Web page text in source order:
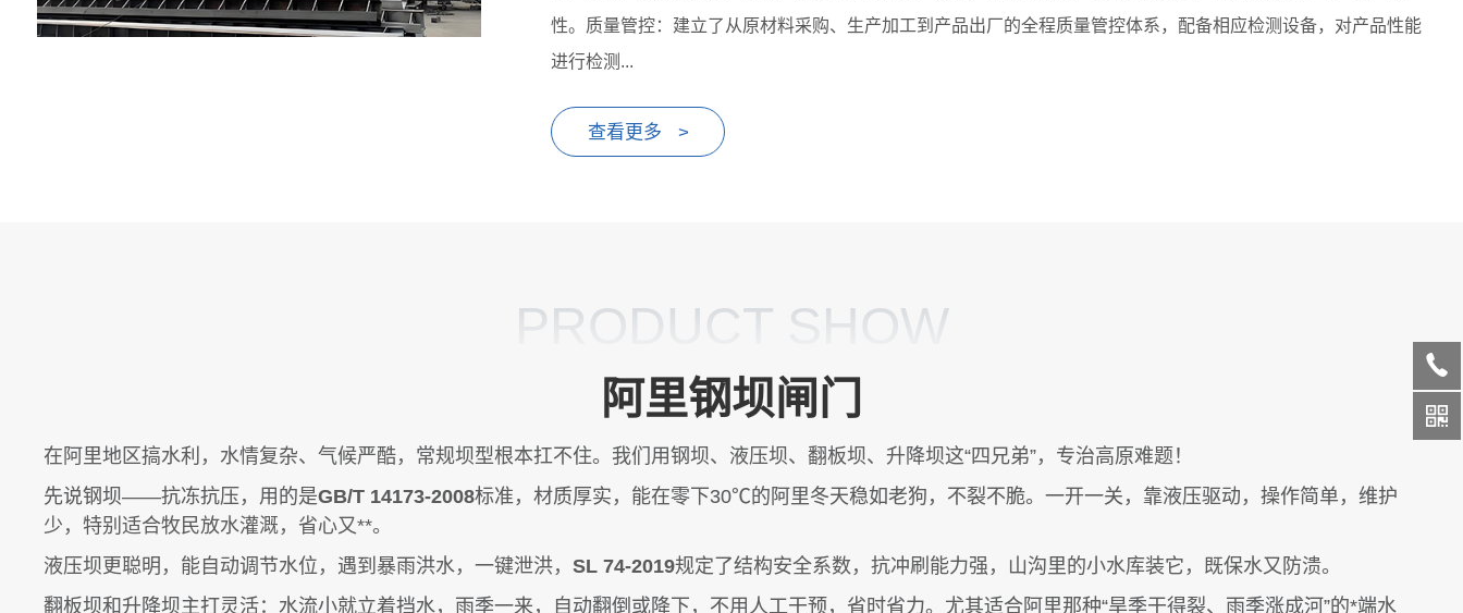
性。质量管控：建立了从原材料采购、生产加工到产品出厂的全程质量管控体系，配备相应检测设备，对产品性能
进行检测...
查看更多 >
PRODUCT SHOW
阿里钢坝闸门
在阿里地区搞水利，水情复杂、气候严酷，常规坝型根本扛不住。我们用钢坝、液压坝、翻板坝、升降坝这“四兄弟”，专治高原难题！
先说钢坝——抗冻抗压，用的是GB/T 14173-2008标准，材质厚实，能在零下30℃的阿里冬天稳如老狗，不裂不脆。一开一关，靠液压驱动，操作简单，维护
少，特别适合牧民放水灌溉，省心又**。
液压坝更聪明，能自动调节水位，遇到暴雨洪水，一键泄洪，SL 74-2019规定了结构安全系数，抗冲刷能力强，山沟里的小水库装它，既保水又防溃。
翻板坝和升降坝主打灵活：水流小就立着挡水，雨季一来，自动翻倒或降下，不用人工干预，省时省力。尤其适合阿里那种“旱季干得裂、雨季涨成河”的*端水